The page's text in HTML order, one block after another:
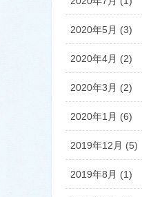
2020年5月 (3)
2020年4月 (2)
2020年3月 (2)
2020年1月 (6)
2019年12月 (5)
2019年8月 (1)